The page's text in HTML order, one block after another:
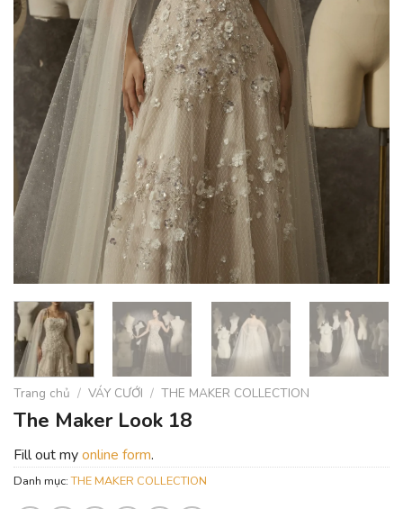
Trang chủ / VÁY CƯỚI / THE MAKER COLLECTION
The Maker Look 18
Fill out myonline form.
Danh mục:THE MAKER COLLECTION